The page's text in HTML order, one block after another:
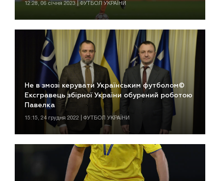
12:28, 06 січня 2023 | ФУТБОЛ УКРАЇНИ
Не в змозі керувати Українським футболом©
Ексгравець збірної України обурений роботою
Павелка
15:15, 24 грудня 2022 | ФУТБОЛ УКРАЇНИ